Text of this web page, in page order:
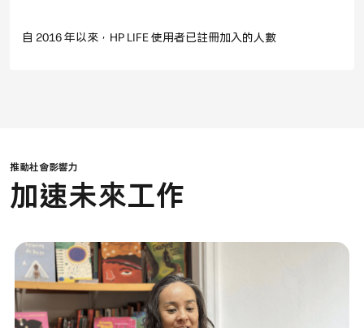
自 2016 年以來，HP LIFE 使用者已註冊加入的人數
推動社會影響力
加速未來工作